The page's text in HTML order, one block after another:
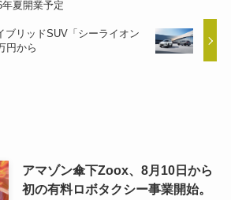
年夏開業予定
ブリッドSUV「シーライオン
円から
アマゾン傘下Zoox、8月10日から
初の有料ロボタクシー事業開始。